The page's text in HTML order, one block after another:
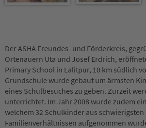
Der ASHA Freundes- und Förderkreis,
Ortenauern Uta und Josef Erdrich,
Primary School in Lalitpur, 10 km südlich
Grundschule wurde gebaut um ärmsten
eines Schulbesuches zu geben. Zurzeit
unterrichtet. Im Jahr 2008 wurde zudem
welchem 32 Schulkinder aus schwierigsten
Familienverhältnissen aufgenommen